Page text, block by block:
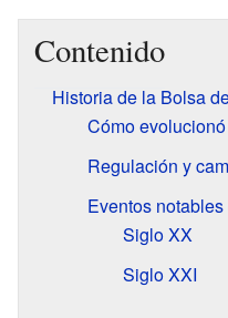
Contenido
Historia de la Bolsa
Cómo
Regulación y
Eventos
Siglo XX
Siglo XXI